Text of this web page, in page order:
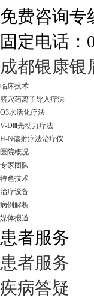
走进成都：满足您的治愈需求
免费咨询专
固定电话：
成都银康银
临床技术
脐穴药离子导入疗法
O3水活化疗法
V-DⅢ光动力疗法
H-N镭射疗法治疗仪
医院概况
专家团队
特色技术
治疗设备
病例解析
媒体报道
患者服务
患者服务
疾病答疑